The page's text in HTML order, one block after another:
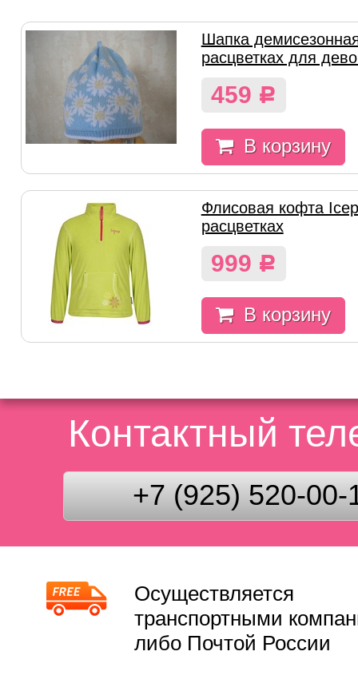
Шапка
расцветках для
459 Р
В корзину
Флисовая кофта
расцветках
999 Р
В корзину
Контактный
+7 (925) 520-00-
Осуществляется
транспортными
либо Почтой России